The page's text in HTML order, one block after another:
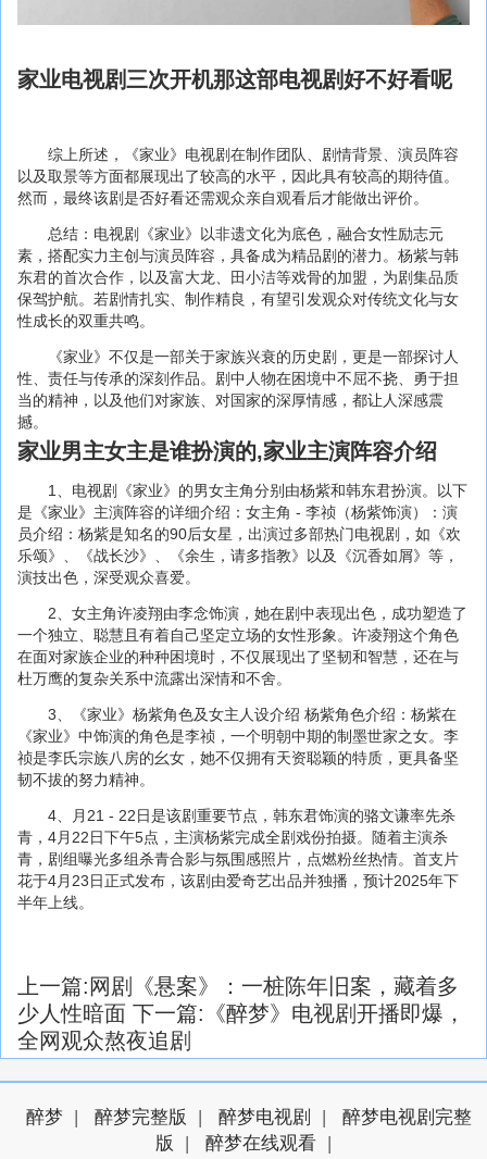
家业电视剧三次开机那这部电视剧好不好看呢
综上所述，《家业》电视剧在制作团队、剧情背景、演员阵容
以及取景等方面都展现出了较高的水平，因此具有较高的期待值。
然而，最终该剧是否好看还需观众亲自观看后才能做出评价。
总结：电视剧《家业》以非遗文化为底色，融合女性励志元
素，搭配实力主创与演员阵容，具备成为精品剧的潜力。杨紫与韩
东君的首次合作，以及富大龙、田小洁等戏骨的加盟，为剧集品质
保驾护航。若剧情扎实、制作精良，有望引发观众对传统文化与女
性成长的双重共鸣。
《家业》不仅是一部关于家族兴衰的历史剧，更是一部探讨人
性、责任与传承的深刻作品。剧中人物在困境中不屈不挠、勇于担
当的精神，以及他们对家族、对国家的深厚情感，都让人深感震
撼。
家业男主女主是谁扮演的,家业主演阵容介绍
1、电视剧《家业》的男女主角分别由杨紫和韩东君扮演。以下
是《家业》主演阵容的详细介绍：女主角 - 李祯（杨紫饰演）：演
员介绍：杨紫是知名的90后女星，出演过多部热门电视剧，如《欢
乐颂》、《战长沙》、《余生，请多指教》以及《沉香如屑》等，
演技出色，深受观众喜爱。
2、女主角许凌翔由李念饰演，她在剧中表现出色，成功塑造了
一个独立、聪慧且有着自己坚定立场的女性形象。许凌翔这个角色
在面对家族企业的种种困境时，不仅展现出了坚韧和智慧，还在与
杜万鹰的复杂关系中流露出深情和不舍。
3、《家业》杨紫角色及女主人设介绍 杨紫角色介绍：杨紫在
《家业》中饰演的角色是李祯，一个明朝中期的制墨世家之女。李
祯是李氏宗族八房的幺女，她不仅拥有天资聪颖的特质，更具备坚
韧不拔的努力精神。
4、月21 - 22日是该剧重要节点，韩东君饰演的骆文谦率先杀
青，4月22日下午5点，主演杨紫完成全剧戏份拍摄。随着主演杀
青，剧组曝光多组杀青合影与氛围感照片，点燃粉丝热情。首支片
花于4月23日正式发布，该剧由爱奇艺出品并独播，预计2025年下
半年上线。
上一篇: 网剧《悬案》：一桩陈年旧案，藏着多
少人性暗面 下一篇: 《醉梦》电视剧开播即爆，
全网观众熬夜追剧
醉梦 醉梦完整版 醉梦电视剧
醉梦电视剧完整
版
醉梦在线观看